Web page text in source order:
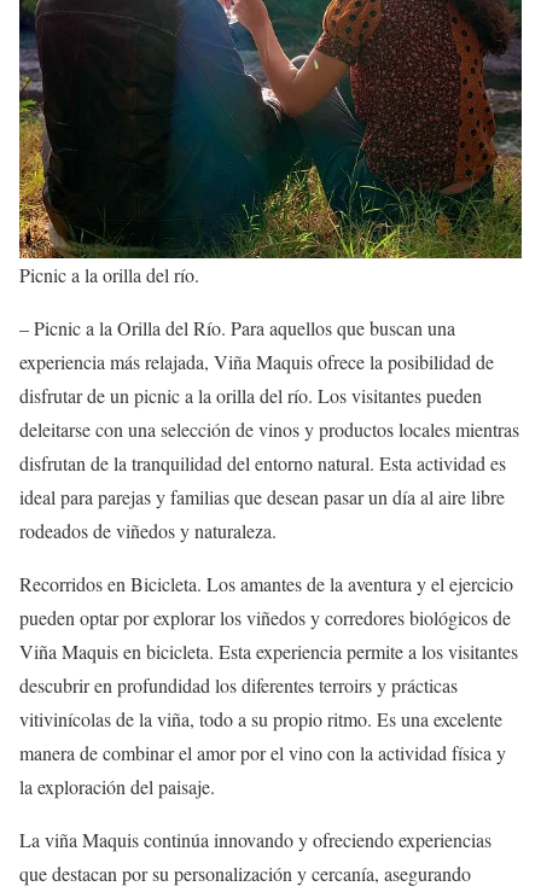
Picnic a la orilla del río.
– Picnic a la Orilla del Río. Para aquellos que buscan una
experiencia más relajada, Viña Maquis ofrece la posibilidad de
disfrutar de un picnic a la orilla del río. Los visitantes pueden
deleitarse con una selección de vinos y productos locales mientras
disfrutan de la tranquilidad del entorno natural. Esta actividad es
ideal para parejas y familias que desean pasar un día al aire libre
rodeados de viñedos y naturaleza.
Recorridos en Bicicleta. Los amantes de la aventura y el ejercicio
pueden optar por explorar los viñedos y corredores biológicos de
Viña Maquis en bicicleta. Esta experiencia permite a los visitantes
descubrir en profundidad los diferentes terroirs y prácticas
vitivinícolas de la viña, todo a su propio ritmo. Es una excelente
manera de combinar el amor por el vino con la actividad física y
la exploración del paisaje.
La viña Maquis continúa innovando y ofreciendo experiencias
que destacan por su personalización y cercanía, asegurando